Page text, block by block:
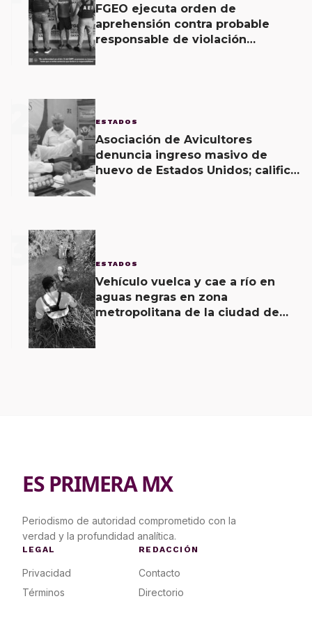
FGEO ejecuta orden de
aprehensión contra probable
responsable de violación
2 ESTADOS
Asociación de Avicultores
denuncia ingreso masivo de
huevo de Estados Unidos; califica
3 ESTADOS
Vehículo vuelca y cae a río en
aguas negras en zona
metropolitana de la ciudad de
ES PRIMERA MX
Periodismo de autoridad comprometido con la
verdad y la profundidad analítica.
LEGAL
Privacidad
Términos
REDACCIÓN
Contacto
Directorio